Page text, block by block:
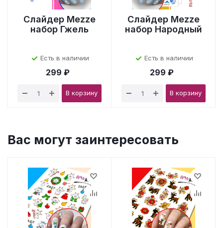
Слайдер Mezze
набор Гжель
Есть в наличии
299 ₽
В корзину
Слайдер Mezze
набор Народный
Есть в наличии
299 ₽
В корзину
Вас могут заинтересовать